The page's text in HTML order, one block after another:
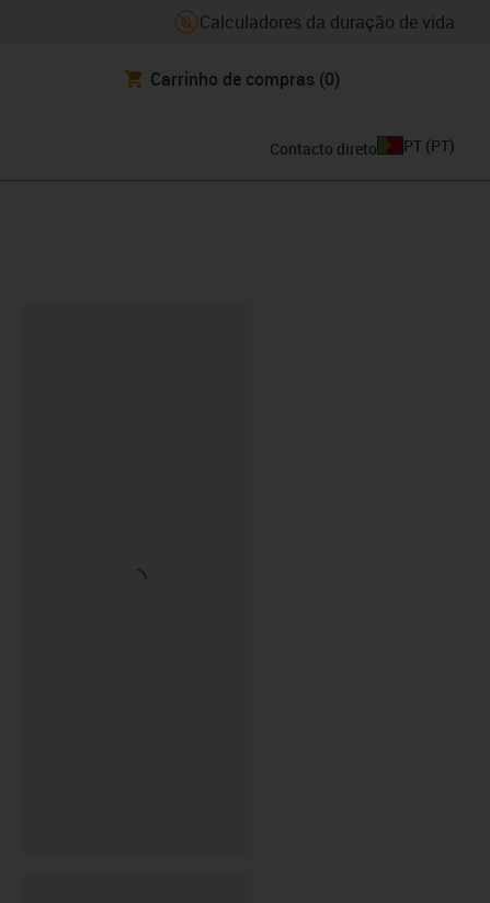
Calculadores da duração de vida
Carrinho de compras (0)
Contacto direto PT (PT)